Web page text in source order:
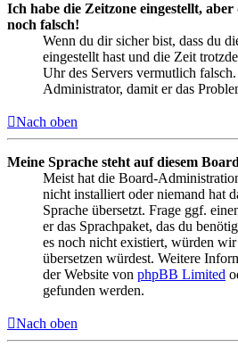
Ich habe die Zeitzone eingestellt,
noch falsch!
Wenn du dir sicher bist, dass du
eingestellt hast und die Zeit
Uhr des Servers vermutlich
Administrator, damit er das
Nach oben
Meine Sprache steht auf diesem
Meist hat die Board-
nicht installiert oder niemand hat
Sprache übersetzt. Frage ggf.
er das Sprachpaket, das du
es noch nicht existiert, würden
übersetzen würdest. Weitere
der Website von phpBB Limited
gefunden werden.
Nach oben